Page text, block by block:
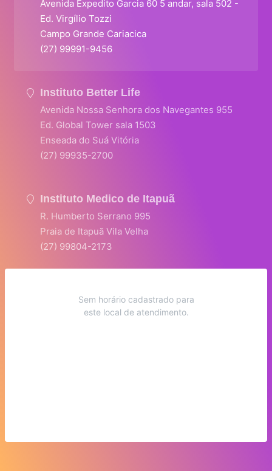
Avenida Expedito Garcia 60 5 andar, sala 502 -
Ed. Virgílio Tozzi
Campo Grande Cariacica
(27) 99991-9456
Instituto Better Life
Avenida Nossa Senhora dos Navegantes 955
Ed. Global Tower sala 1503
Enseada do Suá Vitória
(27) 99935-2700
Instituto Medico de Itapuã
R. Humberto Serrano 995
Praia de Itapuã Vila Velha
(27) 99804-2173
Sem horário cadastrado para
este local de atendimento.